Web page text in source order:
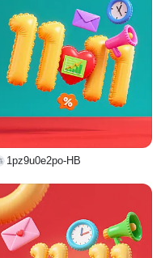
1pz9u0e2po-HB